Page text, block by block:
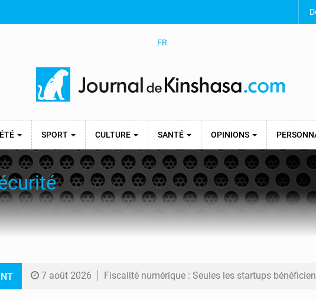
FR
SPORT CULTURE SANTÉ OPINIONS
7 août 2026 Fiscalité numérique : Seules les startups bénéficient de l’exonération, mais l’arrêté interministériel reste